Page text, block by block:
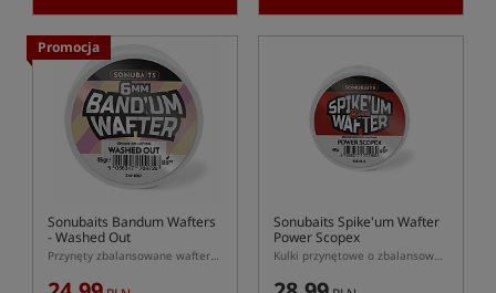
Promocja
Sonubaits Bandum Wafters
- Washed Out
Przynęty zbalansowane wafters w kształcie dumbells
Sonubaits Spike'um Wafter
Power Scopex
Kulki przynętowe o zbalansowanej pływalności (wafters)